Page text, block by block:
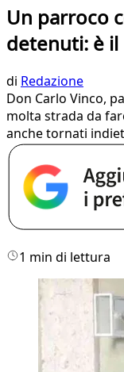
Un parroco
detenuti: è
di Redazione
Don Carlo Vinco,
molta strada da
anche tornati
1 min di lettura